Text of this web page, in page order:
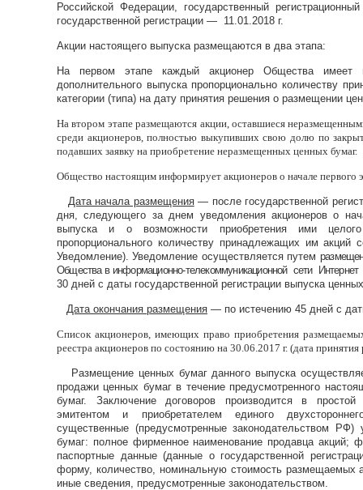
Российской Федерации, государственный
государственной регистрации — 11.01.2018 г.
Акции настоящего выпуска размещаются в два этапа:
На первом этапе каждый акционер Общества имеет
дополнительного выпуска пропорционально количеству
категории (типа) на дату принятия решения о размещении
На втором этапе размещаются акции, оставшиеся
среди акционеров, полностью выкупивших свою долю по
подавших заявку на приобретение неразмещенных ценных бумаг.
Общество настоящим информирует акционеров о начале первого
Дата начала размещения— после государственной
дня, следующего за днем уведомления акционеров о
выпуска и о возможности приобретения ими
пропорционального количеству принадлежащих им акций
Уведомление). Уведомление осуществляется путем
Общества в информационно-телекоммуникационной сети
30 дней с даты государственной регистрации выпуска
Дата окончания размещения — по истечению 45 дней с
Список акционеров, имеющих право приобретения
реестра акционеров по состоянию на 30.06.2017 г. (дата
Размещение ценных бумаг данного выпуска
продажи ценных бумаг в течение предусмотренного
бумаг. Заключение договоров производится в
эмитентом и приобретателем единого
существенные (предусмотренные законодательством
бумаг: полное фирменное наименование продавца акций;
паспортные данные (данные о государственной
форму, количество, номинальную стоимость размещаемых
иные сведения, предусмотренные законодательством.